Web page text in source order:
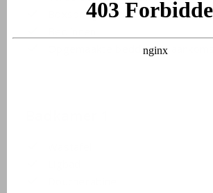
Boxspringbedden
Opgemaakte bedden bij aankomst